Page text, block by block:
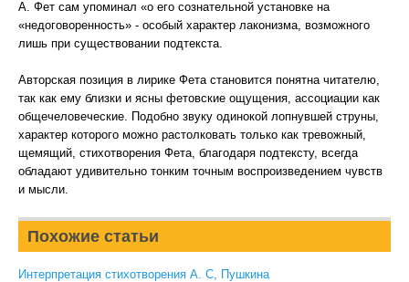
А. Фет сам упоминал «о его сознательной установке на
«недоговоренность» - особый характер лаконизма, возможного
лишь при существовании подтекста.
Авторская позиция в лирике Фета становится понятна читателю,
так как ему близки и ясны фетовские ощущения, ассоциации как
общечеловеческие. Подобно звуку одинокой лопнувшей струны,
характер которого можно растолковать только как тревожный,
щемящий, стихотворения Фета, благодаря подтексту, всегда
обладают удивительно тонким точным воспроизведением чувств
и мысли.
Похожие статьи
Интерпретация стихотворения А. С, Пушкина